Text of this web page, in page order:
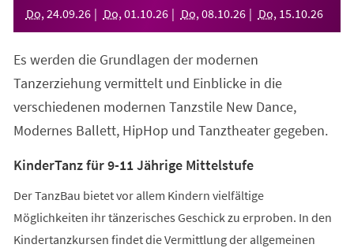
Do, 24.09.26 Do, 01 .10.26 Do, 08.10.26 Do, 15.10.26
Es werden die Grundlagen der modernen
Tanzerziehung vermittelt und Einblicke in die
verschiedenen modernen Tanzstile New Dance,
Modernes Ballett, HipHop und Tanztheater gegeben.
KinderTanz für 9-11 Jährige Mittelstufe
Der TanzBau bietet vor allem Kindern vielfältige
Möglichkeiten ihr tänzerisches Geschick zu erproben. In den
Kindertanzkursen findet die Vermittlung der allgemeinen